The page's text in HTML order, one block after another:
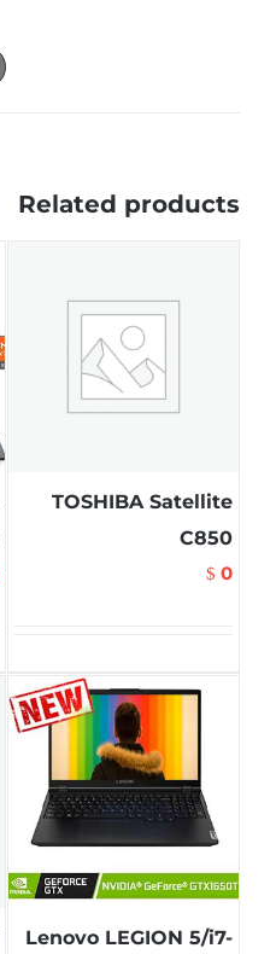
Related products
TOSHIBA Satellite
C850
$ 0
Lenovo LEGION 5/i7-